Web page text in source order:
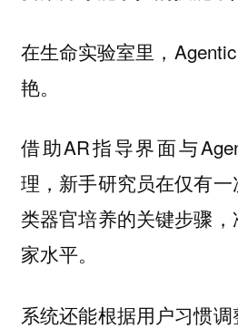
在生命实验室里，
艳。
借助AR指导界面与
理，新手研究员在仅有
类器官培养的关键步骤
家水平。
系统还能根据用户习惯